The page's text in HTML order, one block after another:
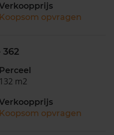
Koopsom opvragen
Perceel
132 m2
Koopsom opvragen